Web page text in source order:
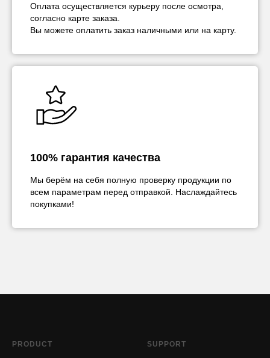
Оплата осуществляется курьеру после осмотра,
согласно карте заказа.
Вы можете оплатить заказ наличными или на карту.
100% гарантия качества
Мы берём на себя полную проверку продукции по
всем параметрам перед отправкой. Наслаждайтесь
покупками!
PRODUCT SUPPORT